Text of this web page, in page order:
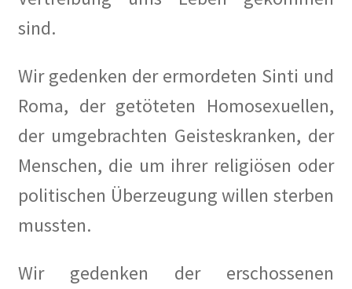
Die Künstlerkolonie in Wilmersdorf in Qiez
Klinger Report
Tagesspiegel
Engagiert gegen das Vergessen und für die Zukunft der
Künstlerkolonie in Gazette Wilmersdorf März 2019
Tagesspiegel
sind.
Wir gedenken der ermordeten Sinti und
Roma, der getöteten Homosexuellen,
der umgebrachten Geisteskranken, der
Menschen, die um ihrer religiösen oder
politischen Überzeugung willen sterben
mussten.
Wir gedenken der erschossenen